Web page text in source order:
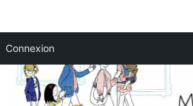
Connexion
contenu